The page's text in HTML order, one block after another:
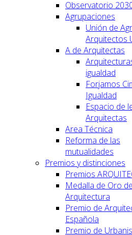
Observatorio
Agrupaciones
Unión de
Arquitectos
A de Arquitectas
igualdad
Forjamos
Igualdad
Espacio de
Arquitectas
Area Técnica
Reforma de las
mutualidades
Premios y distinciones
Premios
Medalla de Oro
Arquitectura
Premio de
Española
Premio de